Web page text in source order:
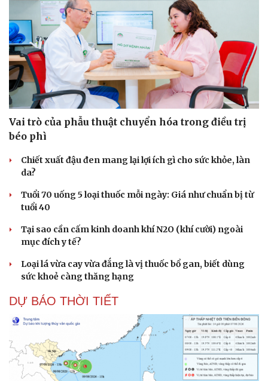
Vai trò của phẫu thuật chuyển hóa trong điều trị
béo phì
Chiết xuất đậu đen mang lại lợi ích gì cho sức khỏe, làn
da?
Tuổi 70 uống 5 loại thuốc mỗi ngày: Giá như chuẩn bị từ
tuổi 40
Tại sao cần cấm kinh doanh khí N2O (khí cười) ngoài
mục đích y tế?
Loại lá vừa cay vừa đắng là vị thuốc bổ gan, biết dùng
sức khoẻ càng thăng hạng
DỰ BÁO THỜI TIẾT